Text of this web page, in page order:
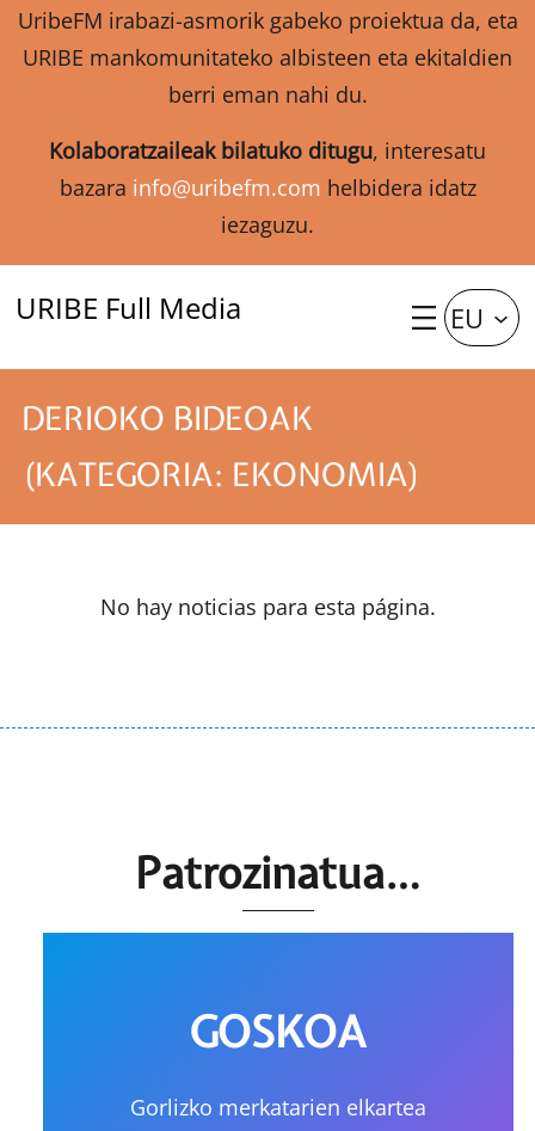
UribeFM irabazi-asmorik gabeko proiektua da, eta
URIBE mankomunitateko albisteen eta ekitaldien
berri eman nahi du.
Kolaboratzaileak bilatuko ditugu, interesatu
bazara info@uribefm.com helbidera idatz
iezaguzu.
URIBE Full Media EU
DERIOKO BIDEOAK
(KATEGORIA: EKONOMIA)
No hay noticias para esta página.
Patrozinatua…
GOSKOA
Gorlizko merkatarien elkartea